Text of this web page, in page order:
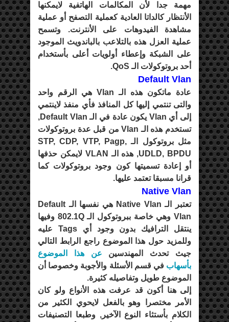
مهمة جدا لأن المكالمات الهاتفية لايمكنها
الأنتظار كالداتا العادية كعملية التصفح أو عملية
مشاهدة الفيدوهات على الأنترنت. وتسمح
عملية العزل هذه بالتلاعب بالباندويث الموجود
على الشبكة وإعطاء أولويات أعلى بأستخدام
أحد بروتوكولات الـ QoS.
Default Vlan
عادة ماتكون هذه الـ Vlan هي الرقم واحد
والتى تنتمي إليها كل المنافذ فأي منفذ لاينتمي
إلى أي Vlan يكون عادة في الـ Default Vlan,
تستخدم هذه الـ Vlan من قبل عدة بروتوكولات
مثل بروتوكول الـ STP, CDP, VTP, Pagp,
UDLD, BPDU, هذه الـ VLAN لايمكن حذفها
أو إعادة تسميتها كون وجود بروتوكولات كما
قرانا مسبقا تعتمد عليها.
Native Vlan
تعتبر الـ Native Vlan هي نفسها الـ Default
Vlan وهي خاصة ببروتوكول الـ 802.1Q وفيها
ينتقل الترافيك بدون وجود أي Tags عليه
وللمزيد حول هذا الموضوع راجع الرابط التالي
جيث تحدث المهندسين عن هذا الموضوع
بأسهاب في قسم الأسئلة والأجوبة وخصوصا أن
الموضوع طويل وتفاصيله كثيرة.
إلى هنا أكون قد عرفت هذه الأنواع ولو كان
الأمر مختصرا وهو بالفعل لايحوي الكثير من
الكلام بأستثاء النوع الآخير, وطبعا التصنيفات